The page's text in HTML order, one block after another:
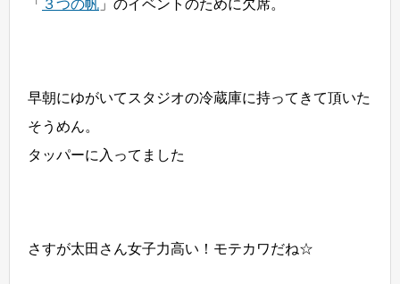
「 ３つの帆 」のイベントのために欠席。
早朝にゆがいてスタジオの冷蔵庫に持ってきて頂いた
そうめん。
タッパーに入ってました
さすが太田さん女子力高い！モテカワだね☆